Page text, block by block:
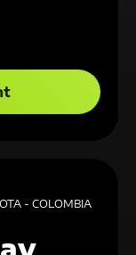
- COLOMBIA